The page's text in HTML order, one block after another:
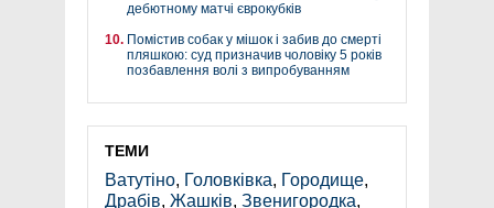
дебютному матчі єврокубків
Помістив собак у мішок і забив до смерті
пляшкою: суд призначив чоловіку 5 років
позбавлення волі з випробуванням
ТЕМИ
Ватутіно, Головківка, Городище,
Драбів, Жашків, Звенигородка,